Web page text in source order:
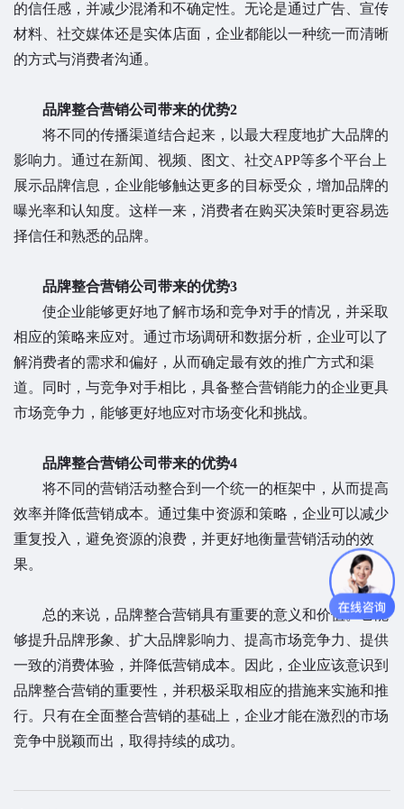
的信任感，并减少混淆和不确定性。无论是通过广告、宣传
材料、社交媒体还是实体店面，企业都能以一种统一而清晰
的方式与消费者沟通。
品牌整合营销公司带来的优势2
将不同的传播渠道结合起来，以最大程度地扩大品牌的
影响力。通过在新闻、视频、图文、社交APP等多个平台上
展示品牌信息，企业能够触达更多的目标受众，增加品牌的
曝光率和认知度。这样一来，消费者在购买决策时更容易选
择信任和熟悉的品牌。
品牌整合营销公司带来的优势3
使企业能够更好地了解市场和竞争对手的情况，并采取
相应的策略来应对。通过市场调研和数据分析，企业可以了
解消费者的需求和偏好，从而确定最有效的推广方式和渠
道。同时，与竞争对手相比，具备整合营销能力的企业更具
市场竞争力，能够更好地应对市场变化和挑战。
品牌整合营销公司带来的优势4
将不同的营销活动整合到一个统一的框架中，从而提高
效率并降低营销成本。通过集中资源和策略，企业可以减少
重复投入，避免资源的浪费，并更好地衡量营销活动的效
果。
总的来说，品牌整合营销具有重要的意义和价值。它能
够提升品牌形象、扩大品牌影响力、提高市场竞争力、提供
一致的消费体验，并降低营销成本。因此，企业应该意识到
品牌整合营销的重要性，并积极采取相应的措施来实施和推
行。只有在全面整合营销的基础上，企业才能在激烈的市场
竞争中脱颖而出，取得持续的成功。